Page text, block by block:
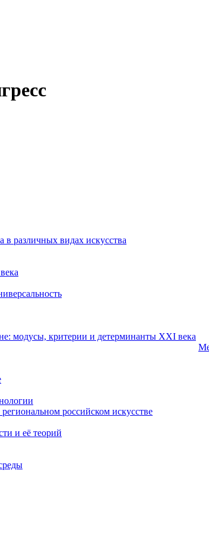
в различных видах искусства
модусы, критерии и детерминанты XXI века
российском искусстве
и её теорий